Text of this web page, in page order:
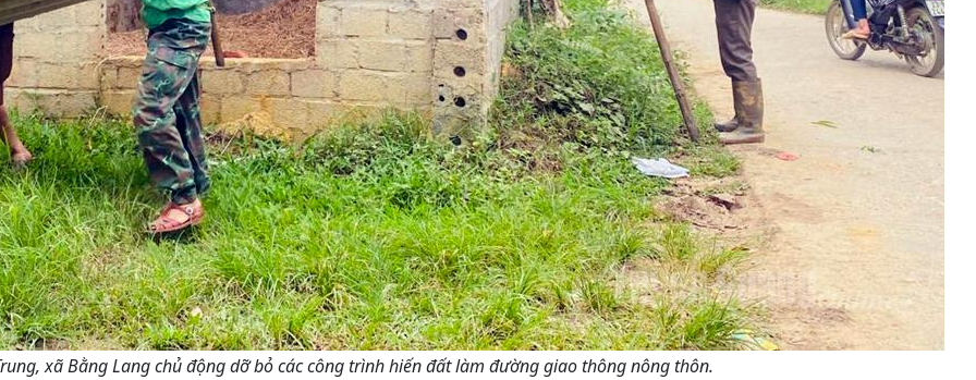
xã Bằng Lang chủ động dỡ bỏ các công trình hiến đất làm đường giao thông nông thôn.